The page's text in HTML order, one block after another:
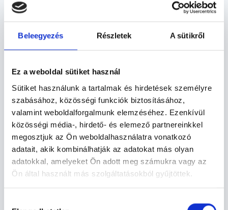
Beleegyezés Részletek A sütikről
Ez a weboldal sütiket használ
Sütiket használunk a tartalmak és hirdetések személyre
szabásához, közösségi funkciók biztosításához,
valamint weboldalforgalmunk elemzéséhez. Ezenkívül
közösségi média-, hirdető- és elemező partnereinkkel
megosztjuk az Ön weboldalhasználatra vonatkozó
adatait, akik kombinálhatják az adatokat más olyan
adatokkal, amelyeket Ön adott meg számukra vagy az
Ön által használt más szolgáltatásokból gyűjtöttek.
Gyermekpszichiáter -
Gyermekpszichiátria
Gyermekpszichiátria TERÜLETHEZ
KAPCSOLÓDÓ SZAKTERÜLETEK
Szolgáltatások
Budapesti és vidéki gyermekpszichiáter
orvosok